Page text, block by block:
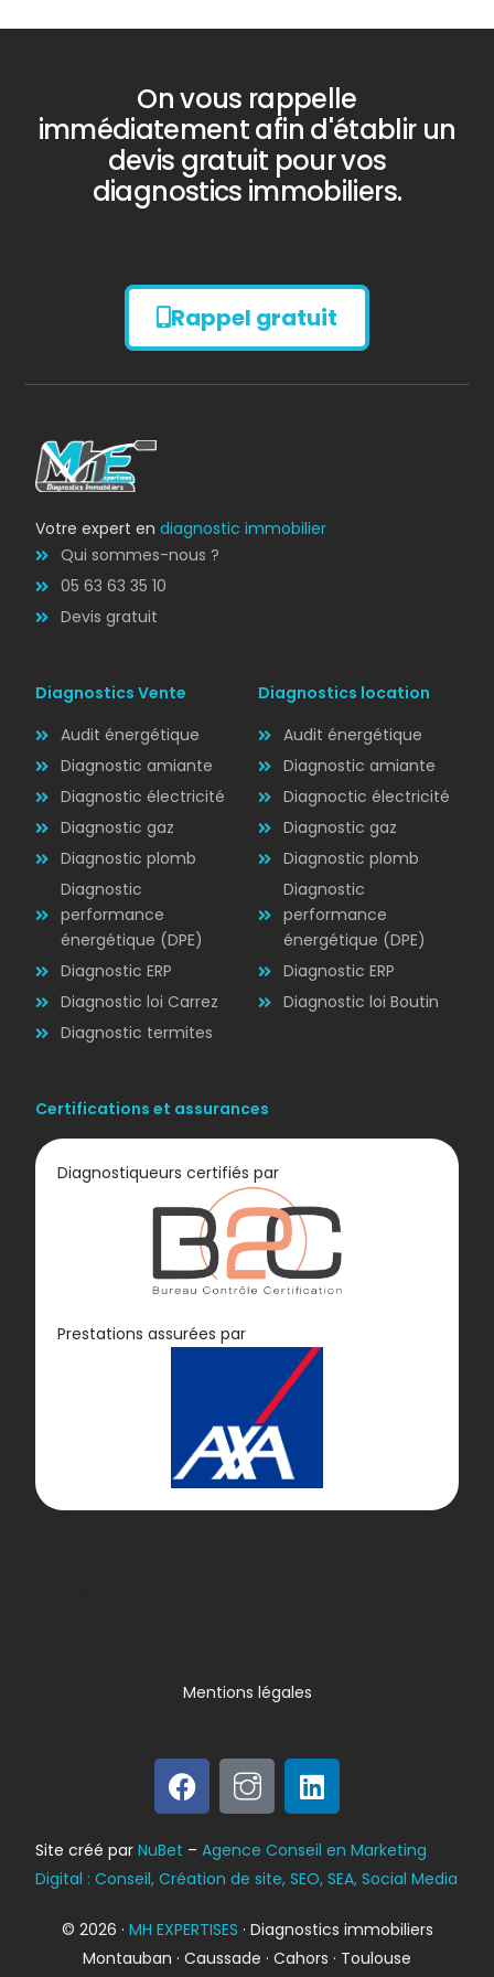
DPE
Diagnostic
AMIANTE
Diagnostic
ÉLECTRICITÉ
Diagnostic
Bilan énergétique
DPE
On vous rappelle
immédiatement afin d'établir un
devis gratuit pour vos
diagnostics immobiliers.
Rappel gratuit
Votre expert endiagnostic immobilier
Qui sommes-nous ?
05 63 63 35 10
Devis gratuit
Diagnostics Vente
Audit énergétique
Diagnostic amiante
Diagnostic électricité
Diagnostic gaz
Diagnostic plomb
Diagnostic
performance
énergétique (DPE)
Diagnostic ERP
Diagnostic loi Carrez
Diagnostic termites
Diagnostics location
Audit énergétique
Diagnostic amiante
Diagnoctic électricité
Diagnostic gaz
Diagnostic plomb
Diagnostic
performance
énergétique (DPE)
Diagnostic ERP
Diagnostic loi Boutin
Certifications et assurances
Diagnostiqueurs certifiés par
Prestations assurées par
© 2026 · MH EXPERTISES · Diagnostics immobiliers
Montauban · Caussade · Cahors · Toulouse
Site créé parNuBet –Agence Conseil en Marketing
Digital : Conseil, Création de site, SEO, SEA, Social Media
Mentions légales